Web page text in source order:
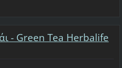
- Green Tea Herbalife